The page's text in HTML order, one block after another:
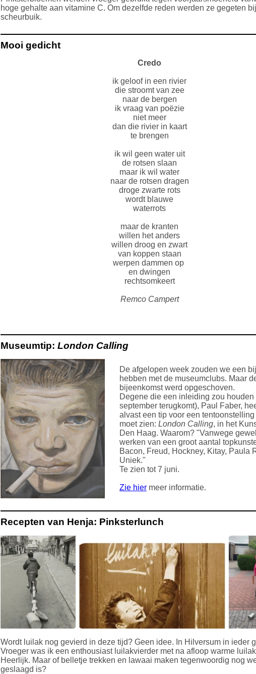
hoge gehalte aan vitamine C. Om dezelfde reden werden ze gegeten bij
scheurbuik.
Mooi gedicht
Credo
ik geloof in een rivier
die stroomt van zee
naar de bergen
ik vraag van poëzie
niet meer
dan die rivier in kaart
te brengen
ik wil geen water uit
de rotsen slaan
maar ik wil water
naar de rotsen dragen
droge zwarte rots
wordt blauwe
waterrots
maar de kranten
willen het anders
willen droog en zwart
van koppen staan
werpen dammen op
en dwingen
rechtsomkeert
Remco Campert
Museumtip: London Calling
De afgelopen week zouden we een
hebben met de museumclubs. Maar
bijeenkomst werd opgeschoven.
Degene die een inleiding zou houden
september terugkomt), Paul Faber,
alvast een tip voor een
moet zien: London Calling, in het
Den Haag. Waarom? "Vanwege
werken van een groot aantal
Bacon, Freud, Hockney, Kitay, Paula
Uniek."
Te zien tot 7 juni.
Zie hier meer informatie.
Recepten van Henja: Pinksterlunch
Wordt luilak nog gevierd in deze tijd? Geen idee. In Hilversum in ieder
Vroeger was ik een enthousiast luilakvierder met na afloop warme
Heerlijk. Maar of belletje trekken en lawaai maken tegenwoordig nog
geslaagd is?